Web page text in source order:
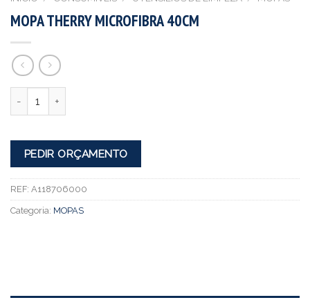
MOPA THERRY MICROFIBRA 40CM
PEDIR ORÇAMENTO
REF: A118706000
Categoria: MOPAS